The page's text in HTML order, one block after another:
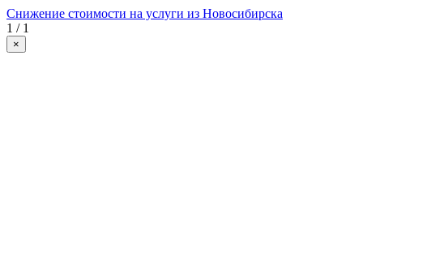
Снижение стоимости на услуги из Новосибирска
1 / 1
×